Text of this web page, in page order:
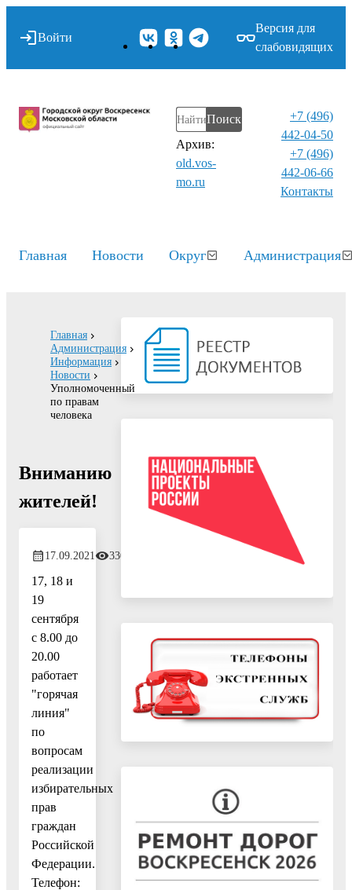
Войти
Версия для
слабовидящих
Поиск
Архив:
old.vos-
mo.ru
+7 (496)
442-04-50
+7 (496)
442-06-66
Контакты⁠
Главная Новости Округ Администрация
Главная
Администрация
Информация
Новости
Уполномоченный
по правам
человека
Вниманию
жителей!
17.09.2021 330
17, 18 и
19
сентября
с 8.00 до
20.00
работает
"горячая
линия"
по
вопросам
реализации
избирательных
прав
граждан
Российской
Федерации.
Телефон: